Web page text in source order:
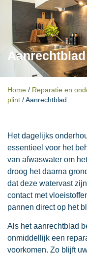
Aanrechtblad
Home / Reparatie en
plint / Aanrechtblad
Het dagelijks
essentieel voor het
van afwaswater om
droog het daarna
dat deze watervast
contact met
pannen direct op het
Als het aanrechtblad
onmiddellijk een
voorkomen. Zo blijft